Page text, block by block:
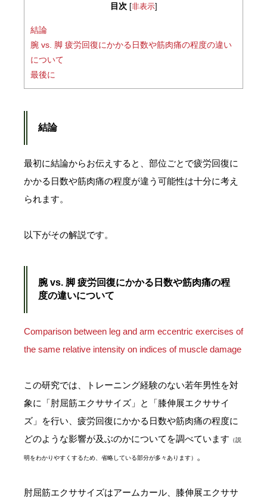
目次 [非表示]
結論
腕 vs. 脚 疲労回復にかかる日数や筋肉痛の程度の違い
について
最後に
結論
最初に結論からお伝えすると、部位ごとで疲労回復に
かかる日数や筋肉痛の程度が違う可能性は十分に考え
られます。
以下がその解説です。
腕 vs. 脚 疲労回復にかかる日数や筋肉痛の程
度の違いについて
Comparison between leg and arm eccentric exercises of
the same relative intensity on indices of muscle damage
この研究では、トレーニング経験のない若年男性を対
象に「肘屈筋エクササイズ」と「膝伸展エクササイ
ズ」を行い、疲労回復にかかる日数や筋肉痛の程度に
どのような影響が及ぶのかについてを調べています （説
明をわかりやすくするため、省略している部分が多々あります） 。
肘屈筋エクササイズはアームカール、膝伸展エクササ